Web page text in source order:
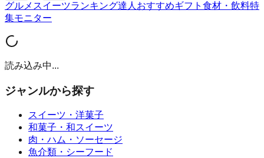
グルメ スイーツランキング達人おすすめギフト 食材・飲料特
集モニター
読み込み中...
ジャンルから探す
スイーツ・洋菓子
和菓子・和スイーツ
肉・ハム・ソーセージ
魚介類・シーフード